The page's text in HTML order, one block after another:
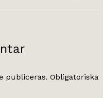
publiceras. Obligatoriska